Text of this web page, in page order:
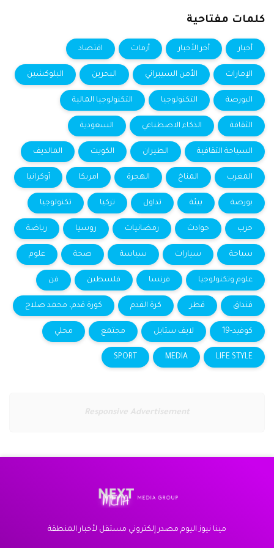
كلمات مفتاحية
أخبار أخر الأخبار أزمات اقتصاد
الإمارات الأمن السيبراني البحرين البلوكشين
البورصة التكنولوجيا التكنولوجيا المالية
الثقافة الذكاء الاصطناعي السعودية
السياحة الثقافية الطيران الكويت المالديف
المغرب المناخ الهجرة امريكا أوكرانيا
بورصة بيئة تداول تركيا تكنولوجيا
حرب حوادث رمضانيات روسيا رياضة
سياحة سيارات سياسة صحة علوم
علوم وتكنولوجيا فرنسا فلسطين فن
فنداق قطر كرة القدم كورة قدم، محمد صلاح
كوفيد-19 لايف ستايل مجتمع محلي
LIFE STYLE
MEDIA
SPORT
Responsive Advertisement
مينا نيوز اليوم مصدر إلكتروني مستقل لأخبار المنطقة